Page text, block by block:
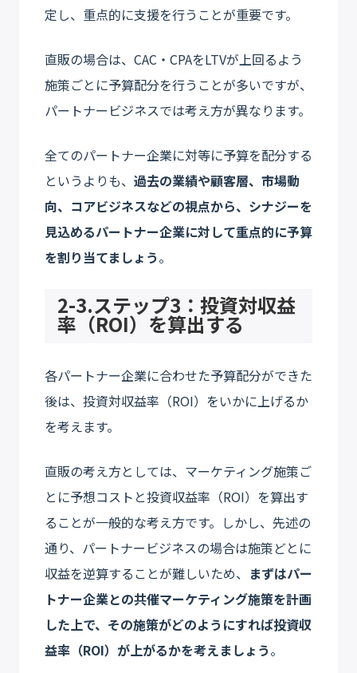
定し、重点的に支援を行うことが重要です。
直販の場合は、CAC・CPAをLTVが上回るよう
施策ごとに予算配分を行うことが多いですが、
パートナービジネスでは考え方が異なります。
全てのパートナー企業に対等に予算を配分する
というよりも、 過去の業績や顧客層、市場動
向、コアビジネスなどの視点から、シナジーを
見込めるパートナー企業に対して重点的に予算
を割り当てましょう。
2-3.ステップ3：投資対収益
率（ROI）を算出する
各パートナー企業に合わせた予算配分ができた
後は、投資対収益率（ROI）をいかに上げるか
を考えます。
直販の考え方としては、マーケティング施策ご
とに予想コストと投資収益率（ROI）を算出す
ることが一般的な考え方です。しかし、先述の
通り、パートナービジネスの場合は施策どとに
収益を逆算することが難しいため、 まずはパー
トナー企業との共催マーケティング施策を計画
した上で、その施策がどのようにすれば投資収
益率（ROI）が上がるかを考えましょう。